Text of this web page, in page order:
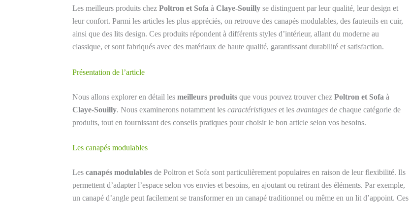
Les meilleurs produits chez Poltron et Sofa à Claye-Souilly se distinguent par leur qualité, leur design et
leur confort. Parmi les articles les plus appréciés, on retrouve des canapés modulables, des fauteuils en cuir,
ainsi que des lits design. Ces produits répondent à différents styles d’intérieur, allant du moderne au
classique, et sont fabriqués avec des matériaux de haute qualité, garantissant durabilité et satisfaction.
Présentation de l’article
Nous allons explorer en détail les meilleurs produits que vous pouvez trouver chez Poltron et Sofa à
Claye-Souilly. Nous examinerons notamment les caractéristiques et les avantages de chaque catégorie de
produits, tout en fournissant des conseils pratiques pour choisir le bon article selon vos besoins.
Les canapés modulables
Les canapés modulables de Poltron et Sofa sont particulièrement populaires en raison de leur flexibilité. Ils
permettent d’adapter l’espace selon vos envies et besoins, en ajoutant ou retirant des éléments. Par exemple,
un canapé d’angle peut facilement se transformer en un canapé traditionnel ou même en un lit d’appoint. Ces